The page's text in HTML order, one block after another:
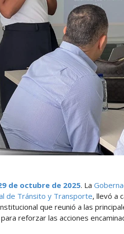
de octubre de 2025. La
de Tránsito y Transporte, llevó a
que reunió a las
reforzar las acciones